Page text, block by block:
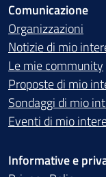
Comunicazione
Organizzazioni
Notizie di mio
Le mie community
Proposte di mio
Sondaggi di mio
Eventi di mio
Informative e